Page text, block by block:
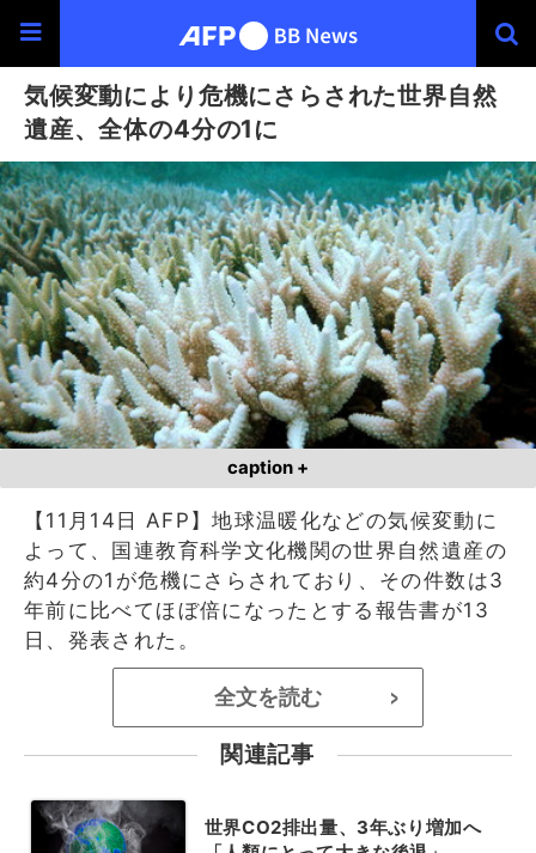
気候変動により危機にさらされた世界自然
遺産、全体の4分の1に
caption +
【11月14日 AFP】地球温暖化などの気候変動に
よって、国連教育科学文化機関の世界自然遺産の
約4分の1が危機にさらされており、その件数は3
年前に比べてほぼ倍になったとする報告書が13
日、発表された。
全文を読む >
関連記事
世界CO2排出量、3年ぶり増加へ